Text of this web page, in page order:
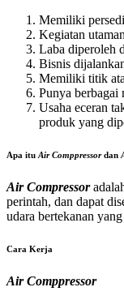
Memiliki
Kegiatan
Laba diperoleh
Bisnis
Memiliki titik
Punya berbagai
Usaha eceran
produk yang
Apa itu Air Comppressordan
Air Compressor
perintah, dan dapat
udara bertekanan
Cara Kerja
Air Comppressor